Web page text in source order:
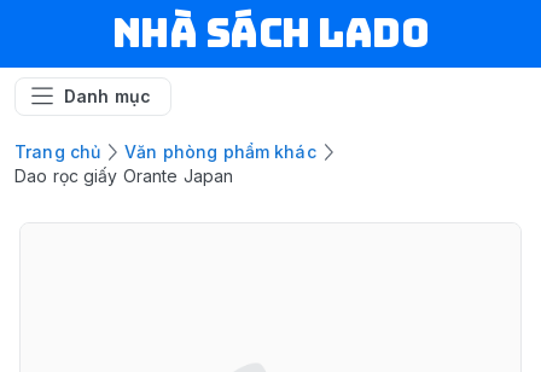
NHÀ SÁCH LADO
Danh mục
Trang chủ
Văn phòng phẩm khác
Dao rọc giấy Orante Japan